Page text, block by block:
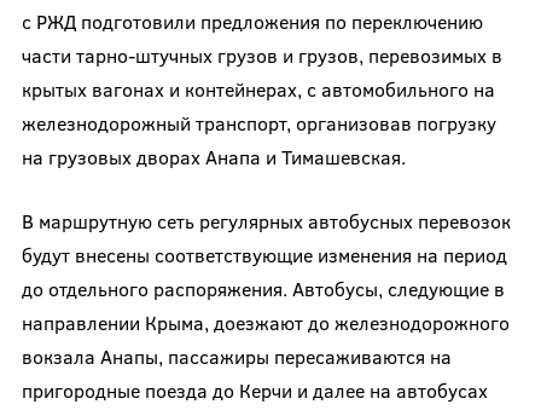
с РЖД подготовили предложения по переключению
части тарно-штучных грузов и грузов, перевозимых в
крытых вагонах и контейнерах, с автомобильного на
железнодорожный транспорт, организовав погрузку
на грузовых дворах Анапа и Тимашевская.
В маршрутную сеть регулярных автобусных перевозок
будут внесены соответствующие изменения на период
до отдельного распоряжения. Автобусы, следующие в
направлении Крыма, доезжают до железнодорожного
вокзала Анапы, пассажиры пересаживаются на
пригородные поезда до Керчи и далее на автобусах